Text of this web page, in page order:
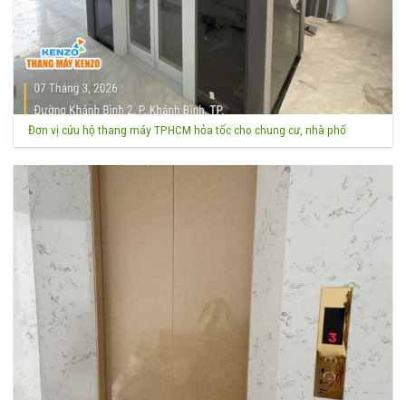
Đơn vị cứu hộ thang máy TPHCM hỏa tốc cho chung cư, nhà phố